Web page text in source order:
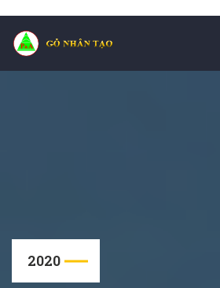
2020